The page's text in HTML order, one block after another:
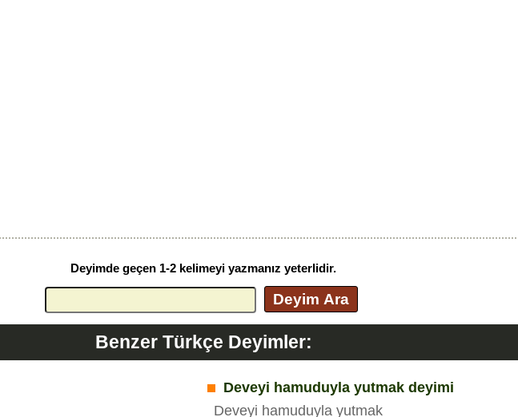
Deyimde geçen 1-2 kelimeyi yazmanız yeterlidir.
Deyim Ara
Benzer Türkçe Deyimler:
Deveyi hamuduyla yutmak deyimi
Deveyi hamuduyla yutmak